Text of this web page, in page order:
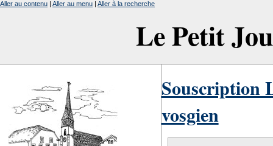
Le Petit
Aller au contenu | Aller au menu | Aller à la recherche
Souscription
vosgien